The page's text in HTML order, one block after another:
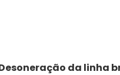
da linha